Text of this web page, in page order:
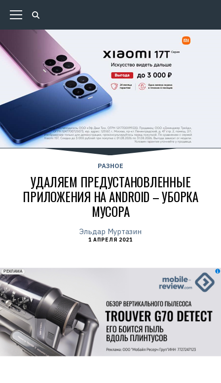
РАЗНОЕ
УДАЛЯЕМ ПРЕДУСТАНОВЛЕННЫЕ
ПРИЛОЖЕНИЯ НА ANDROID – УБОРКА
МУСОРА
Эльдар Муртазин
1 АПРЕЛЯ 2021
erid: 2VfnxxmNzs5
РЕКЛАМА